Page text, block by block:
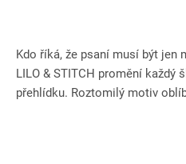
Kdo říká, že psaní musí být jen
LILO & STITCH promění každý
přehlídku. Roztomilý motiv